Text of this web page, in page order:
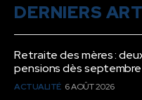
DERNIERS
Retraite des mères :
pensions dès septembre
ACTUALITÉ 6 AOÛT 2026